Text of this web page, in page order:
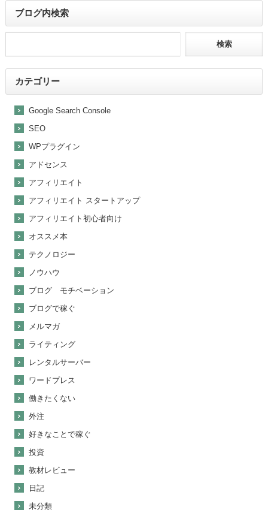
ブログ内検索
カテゴリー
Google Search Console
SEO
WPプラグイン
アドセンス
アフィリエイト
アフィリエイト スタートアップ
アフィリエイト初心者向け
オススメ本
テクノロジー
ノウハウ
ブログ モチベーション
ブログで稼ぐ
メルマガ
ライティング
レンタルサーバー
ワードプレス
働きたくない
外注
好きなことで稼ぐ
投資
教材レビュー
日記
未分類